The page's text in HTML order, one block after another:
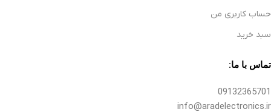
حساب کاربری من
سبد خرید
تماس با ما:
09132365701
info@aradelectronics.ir